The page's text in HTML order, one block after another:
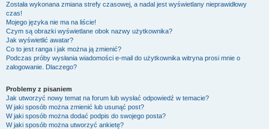
Została wykonana zmiana strefy czasowej, a nadal jest wyświetlany nieprawidłowy
czas!
Mojego języka nie ma na liście!
Czym są obrazki wyświetlane obok nazwy użytkownika?
Jak wyświetlić awatar?
Co to jest ranga i jak można ją zmienić?
Podczas próby wysłania wiadomości e-mail do użytkownika witryna prosi mnie o
zalogowanie. Dlaczego?
Problemy z pisaniem
Jak utworzyć nowy temat na forum lub wysłać odpowiedź w temacie?
W jaki sposób można zmienić lub usunąć post?
W jaki sposób można dodać podpis do swojego posta?
W jaki sposób można utworzyć ankietę?